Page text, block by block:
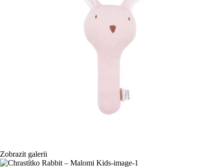
Zobrazit galerii